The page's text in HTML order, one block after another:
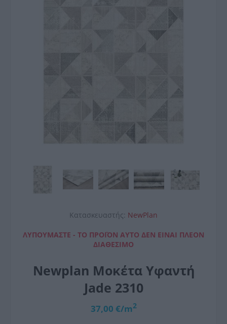
Κατασκευαστής: NewPlan
ΛΥΠΟΎΜΑΣΤΕ - ΤΟ ΠΡΟΪΌΝ ΑΥΤΌ ΔΕΝ ΕΊΝΑΙ ΠΛΈΟΝ
ΔΙΑΘΈΣΙΜΟ
Newplan Μοκέτα Υφαντή
Jade 2310
37,00 €/m2